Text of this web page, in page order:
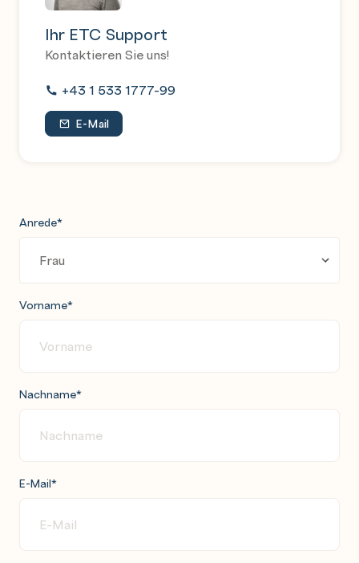
Ihr ETC Support
Kontaktieren Sie uns!
+43 1 533 1777-99
E-Mail
Anrede*
Vorname*
Nachname*
E-Mail*